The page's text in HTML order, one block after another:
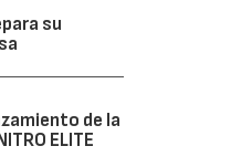
su
de la
ELITE